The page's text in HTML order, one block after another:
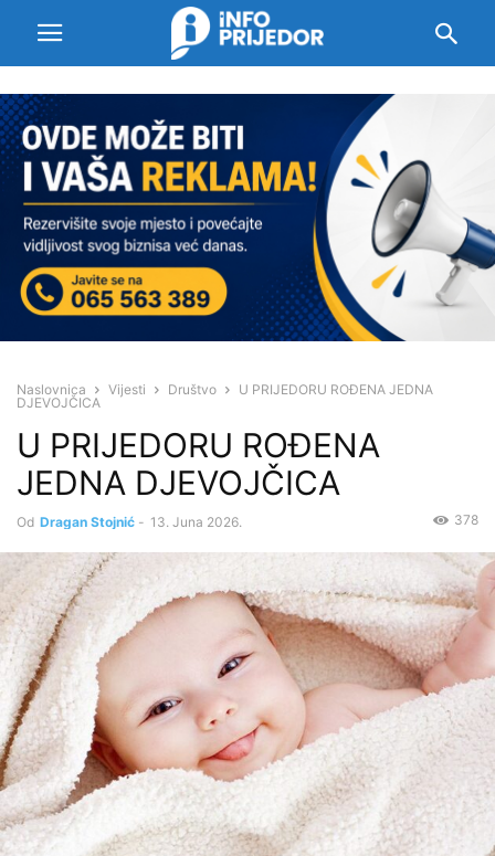
Naslovnica Vijesti Društvo
U PRIJEDORU ROĐENA JEDNA
DJEVOJČICA
U PRIJEDORU ROĐENA
JEDNA DJEVOJČICA
Od Dragan Stojnić - 13. Juna 2026. 378